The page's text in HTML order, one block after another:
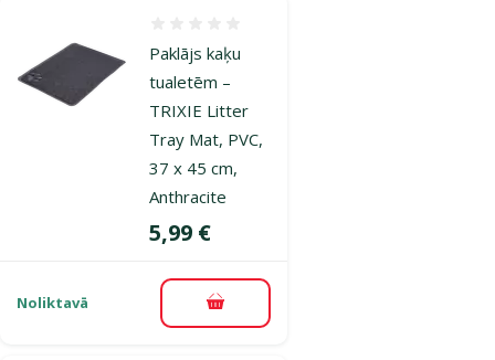
Paklājs kaķu
tualetēm –
TRIXIE Litter
Tray Mat, PVC,
37 x 45 cm,
Anthracite
Cena
5,99 €
Noliktavā Pievienot grozam